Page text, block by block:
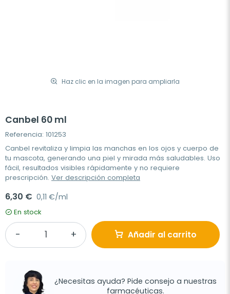
Haz clic en la imagen para ampliarla
Canbel 60 ml
Referencia: 101253
Canbel revitaliza y limpia las manchas en los ojos y cuerpo de
tu mascota, generando una piel y mirada más saludables. Uso
fácil, resultados visibles rápidamente y no requiere
prescripción. Ver descripción completa
6,30 € 0,11 €/ml
En stock
Añadir al carrito
¿Necesitas ayuda? Pide consejo a nuestras
farmacéuticas.